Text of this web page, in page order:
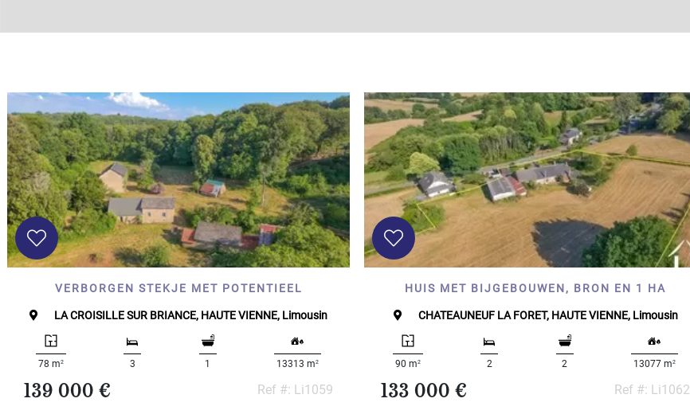
500
M 2
500
- 2
000
M 2
2
000
000
- 10
000
M2
VERBORGEN STEKJE MET POTENTIEEL
LA CROISILLE SUR BRIANCE, HAUTE VIENNE, Limousin
78 m2 3 1 13313 m2
139 000 € Ref #: Li1059
HUIS MET BIJGEBOUWEN, BRON EN 1 HA
CHATEAUNEUF LA FORET, HAUTE VIENNE, Limousin
90 m2 2 2 13077 m2
133 000 € Ref #: Li1062